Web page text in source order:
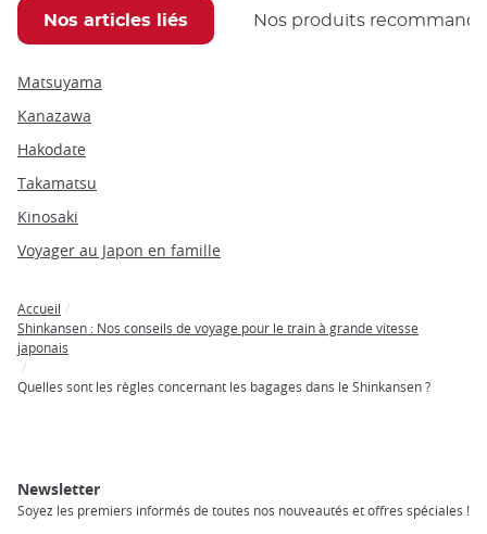
Nos articles liés Nos produits
Matsuyama
Kanazawa
Hakodate
Takamatsu
Kinosaki
Voyager au Japon en famille
Breadcrumb
Accueil
Shinkansen : Nos conseils de voyage pour le train à grande vitesse
japonais
Quelles sont les règles concernant les bagages dans le Shinkansen ?
Newsletter
Soyez les premiers informés de toutes nos nouveautés et offres spéciales !